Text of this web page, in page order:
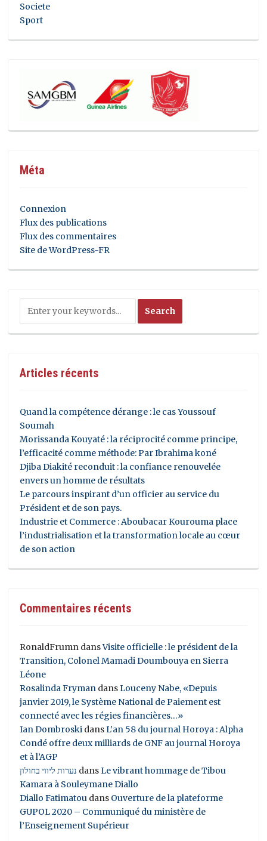
Societe
Sport
Méta
Connexion
Flux des publications
Flux des commentaires
Site de WordPress-FR
Articles récents
Quand la compétence dérange : le cas Youssouf
Soumah
Morissanda Kouyaté : la réciprocité comme principe,
l’efficacité comme méthode: Par Ibrahima koné
Djiba Diakité reconduit : la confiance renouvelée
envers un homme de résultats
Le parcours inspirant d’un officier au service du
Président et de son pays.
Industrie et Commerce : Aboubacar Kourouma place
l’industrialisation et la transformation locale au cœur
de son action
Commentaires récents
RonaldFrumn dansVisite officielle : le président de la
Transition, Colonel Mamadi Doumbouya en Sierra
Léone
Rosalinda Fryman dansLouceny Nabe, «Depuis
janvier 2019, le Système National de Paiement est
connecté avec les régies financières…»
Ian Dombroski dansL’an 58 du journal Horoya : Alpha
Condé offre deux milliards de GNF au journal Horoya
et à l’AGP
נערות ליווי בחולון dansLe vibrant hommage de Tibou
Kamara à Souleymane Diallo
Diallo Fatimatou dans Ouverture de la plateforme
GUPOL 2020 – Communiqué du ministère de
l’Enseignement Supérieur